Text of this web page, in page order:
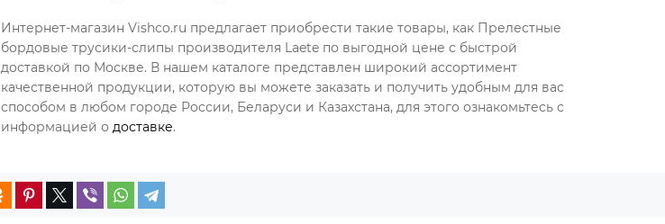
Интернет-магазин Vishco.ru предлагает приобрести такие товары, как Прелестные
бордовые трусики-слипы производителя Laete по выгодной цене с быстрой
доставкой по Москве. В нашем каталоге представлен широкий ассортимент
качественной продукции, которую вы можете заказать и получить удобным для вас
способом в любом городе России, Беларуси и Казахстана, для этого ознакомьтесь с
информацией о доставке.